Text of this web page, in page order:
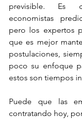
previsible. Es
economistas
pero los expertos
que es mejor
postulaciones,
poco su enfoque
estos son tiempos
Puede que las
contratando hoy,